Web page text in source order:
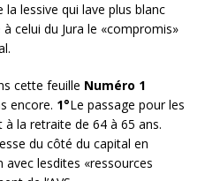
la lessive qui lave plus blanc
celui du Jura le «compromis»
cette feuille Numéro 1
encore. 1°Le passage pour les
la retraite de 64 à 65 ans.
du côté du capital en
lesdites «ressources